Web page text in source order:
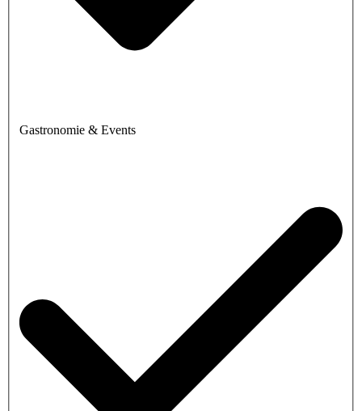
Gastronomie & Events